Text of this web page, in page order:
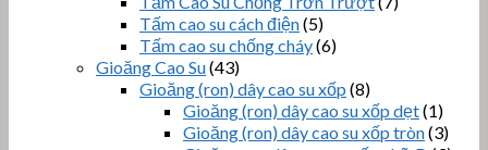
Tấm cao su cách điện(5)
Tấm cao su chống cháy(6)
Gioăng Cao Su(43)
Gioăng (ron) dây cao su xốp (8)
Gioăng (ron) dây cao su xốp dẹt(1)
Gioăng (ron) dây cao su xốp tròn(3)